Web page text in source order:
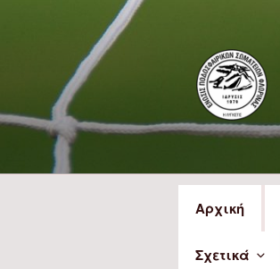
περιεχόμενο
Αρχική
Σχετικά